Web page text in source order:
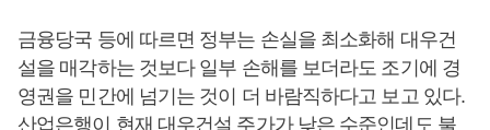
금융당국 등에 따르면 정부는 손실을 최소화해 대우건
설을 매각하는 것보다 일부 손해를 보더라도 조기에 경
영권을 민간에 넘기는 것이 더 바람직하다고 보고 있다.
산업은행이 현재 대우건설 주가가 낮은 수준인데도 불